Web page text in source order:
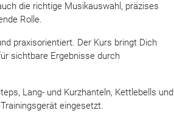
die richtige Musikauswahl, präzises
Rolle.
praxisorientiert. Der Kurs bringt Dich
sichtbare Ergebnisse durch
Lang- und Kurzhanteln, Kettlebells und
eingesetzt.